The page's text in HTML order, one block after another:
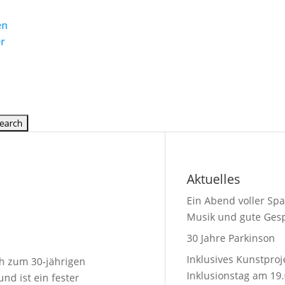
zum 30-jährigen
ist ein fester
Aktuelles
Ein Abend voller
Musik und gute
30 Jahre Parkinson
Inklusives
Inklusionstag am